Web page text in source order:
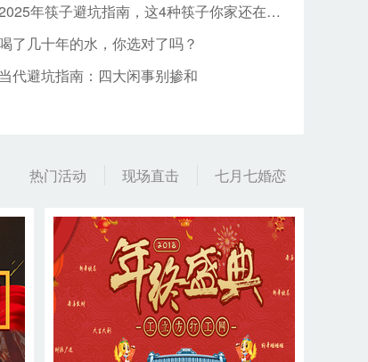
年筷子避坑指南，这4种筷子你家还在用？
了几十年的水，你选对了吗？
当代避坑指南：四大闲事别掺和
热门活动 现场直击 七月七婚恋